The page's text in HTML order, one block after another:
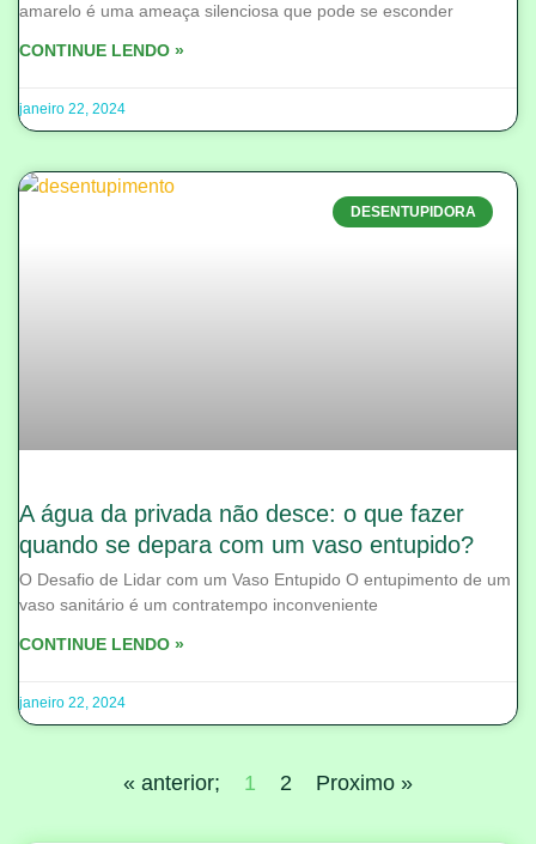
amarelo é uma ameaça silenciosa que pode se esconder
CONTINUE LENDO »
janeiro 22, 2024
DESENTUPIDORA
A água da privada não desce: o que fazer
quando se depara com um vaso entupido?
O Desafio de Lidar com um Vaso Entupido O entupimento de um
vaso sanitário é um contratempo inconveniente
CONTINUE LENDO »
janeiro 22, 2024
« anterior; 1 2 Proximo »